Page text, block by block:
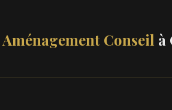
Aménagement Conseil à